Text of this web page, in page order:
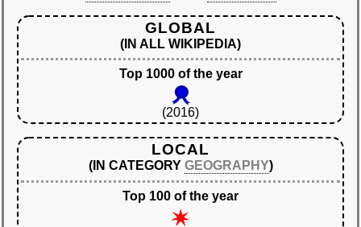
GLOBAL
(IN ALL WIKIPEDIA)
Top 1000 of the year
(2016)
LOCAL
(IN CATEGORY GEOGRAPHY)
Top 100 of the year